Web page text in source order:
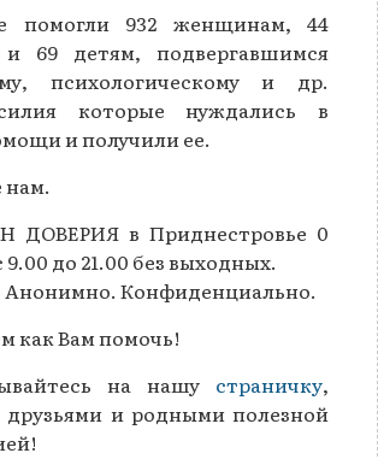
помогли 932 женщинам, 44
69 детям, подвергавшимся
психологическому и др.
которые нуждались в
и получили ее.
нам.
ДОВЕРИЯ в Приднестровье 0
9.00 до 21.00 без выходных.
Анонимно. Конфиденциально.
как Вам помочь!
на нашу страничку,
друзьями и родными полезной